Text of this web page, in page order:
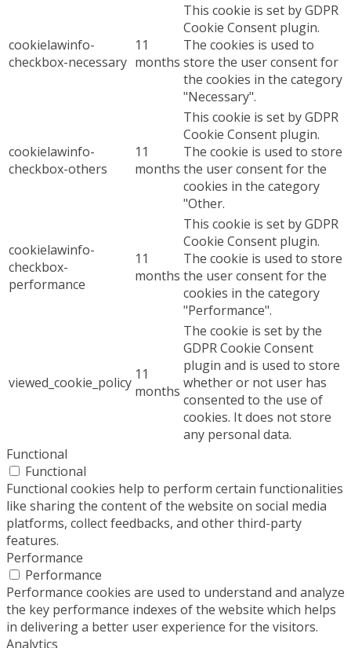
cookielawinfo-
checkbox-necessary
11
months
This cookie is set by GDPR
Cookie Consent plugin.
The cookies is used to
store the user consent for
the cookies in the category
"Necessary".
cookielawinfo-
checkbox-others
11
months
This cookie is set by GDPR
Cookie Consent plugin.
The cookie is used to store
the user consent for the
cookies in the category
"Other.
cookielawinfo-
checkbox-
performance
11
months
This cookie is set by GDPR
Cookie Consent plugin.
The cookie is used to store
the user consent for the
cookies in the category
"Performance".
viewed_cookie_policy 11
months
The cookie is set by the
GDPR Cookie Consent
plugin and is used to store
whether or not user has
consented to the use of
cookies. It does not store
any personal data.
Functional
Functional
Functional cookies help to perform certain functionalities
like sharing the content of the website on social media
platforms, collect feedbacks, and other third-party
features.
Performance
Performance
Performance cookies are used to understand and analyze
the key performance indexes of the website which helps
in delivering a better user experience for the visitors.
Analytics